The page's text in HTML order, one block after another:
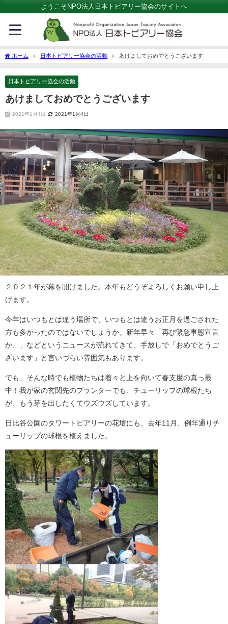
ようこそNPO法人日本トピアリー協会のサイトへ
ホーム 日本トピアリー協会の活動 あけましておめでとうございます
日本トピアリー協会の活動
あけましておめでとうございます
2021年1月4日 2021年1月4日
２０２１年が幕を開けました。本年もどうぞよろしくお願い申し上
げます。
今年はいつもとは違う場所で、いつもとは違うお正月を過ごされた
方も多かったのではないでしょうか。新年早々「再び緊急事態宣言
か…」などというニュースが流れてきて、手放しで「おめでとうご
ざいます」と言いづらい雰囲気もあります。
でも、そんな時でも植物たちは着々と上を向いて春支度の真っ最
中！我が家の玄関先のプランターでも、チューリップの球根たち
が、もう芽を出したくてウズウズしています。
日比谷公園のタワートピアリーの花壇にも、去年11月、例年通りチ
ューリップの球根を植えました。